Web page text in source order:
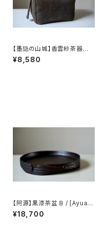
【墨隐の山城】香雲紗茶器収
納バッグ 「内袋分離式のアウ
トドアティーバッグ」
¥8,580
【阿源】黒漆茶盆 B / [Ayuan]
Black Lacquer Tea Tray
B
¥18,700